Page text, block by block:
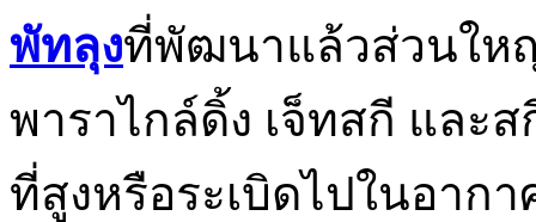
พัทลุงที่พัฒนาแล้วส่วนให
พาราไกล์ดิ้ง เจ็ทสกี และ
ที่สูงหรือระเบิดไปในอาก